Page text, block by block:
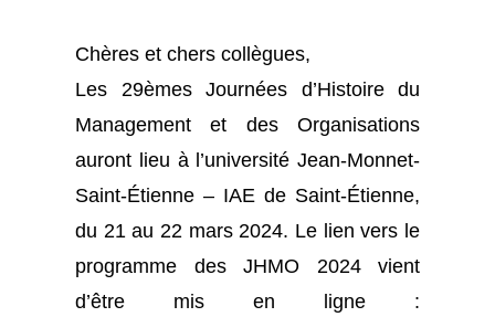
Chères et chers collègues,
Les 29èmes Journées d’Histoire du
Management et des Organisations
auront lieu à l’université Jean-Monnet-
Saint-Étienne – IAE de Saint-Étienne,
du 21 au 22 mars 2024. Le lien vers le
programme des JHMO 2024 vient
d’être mis en ligne :